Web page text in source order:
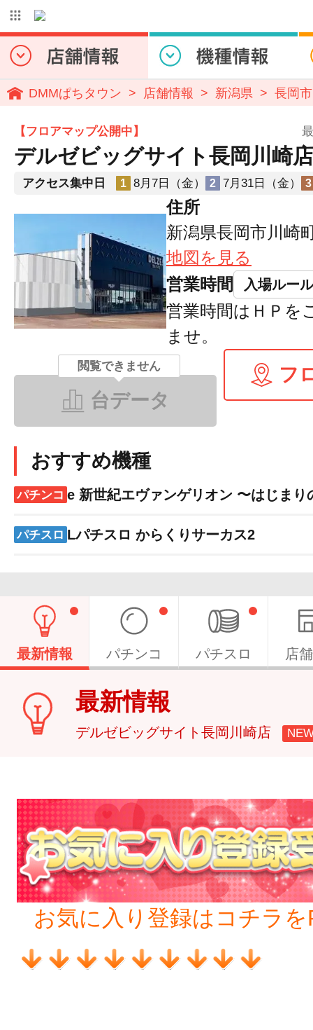
DMMぱちタウン 店舗情報 新潟県 長岡市
【フロアマップ公開中】
デルゼビッグサイト長岡川崎店
アクセス集中日 1 8月7日（金） 2 7月31日（金） 3
住所
新潟県長岡市川崎
地図を見る
営業時間
入場ルール
営業時間はＨＰを
ませ。
閲覧できません
台データ
フ
おすすめ機種
パチンコ e 新世紀エヴァンゲリオン 〜はじまり
パチスロ Lパチスロ からくりサーカス2
最新情報 パチンコ パチスロ 店
最新情報
デルゼビッグサイト長岡川崎店
お気に入り登録はコチラを